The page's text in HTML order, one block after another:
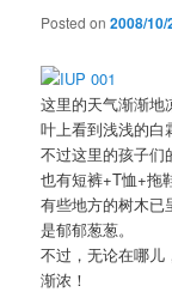
Posted on2008/10/
这里的天气渐渐地
叶上看到浅浅的白
不过这里的孩子们
也有短裤+T恤+拖
有些地方的树木已
是郁郁葱葱。
不过，无论在哪
渐浓！